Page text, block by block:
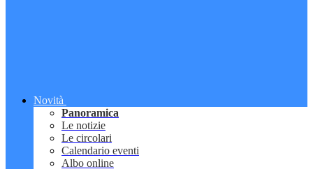
Novità
Panoramica
Le notizie
Le circolari
Calendario eventi
Albo online